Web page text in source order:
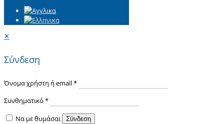
✕
Σύνδεση
Όνομα χρήστη ή email*
Συνθηματικό *
Να με θυμάσαι
Σύνδεση